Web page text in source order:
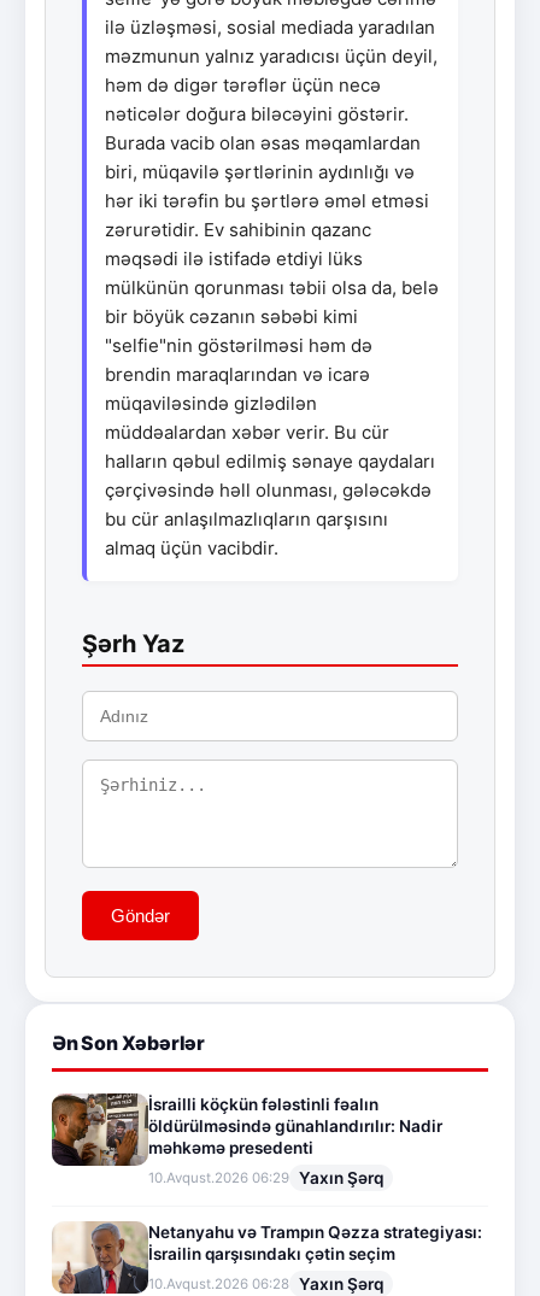
ilə üzləşməsi, sosial mediada yaradılan
məzmunun yalnız yaradıcısı üçün deyil,
həm də digər tərəflər üçün necə
nəticələr doğura biləcəyini göstərir.
Burada vacib olan əsas məqamlardan
biri, müqavilə şərtlərinin aydınlığı və
hər iki tərəfin bu şərtlərə əməl etməsi
zərurətidir. Ev sahibinin qazanc
məqsədi ilə istifadə etdiyi lüks
mülkünün qorunması təbii olsa da, belə
bir böyük cəzanın səbəbi kimi
"selfie"nin göstərilməsi həm də
brendin maraqlarından və icarə
müqaviləsində gizlədilən
müddəalardan xəbər verir. Bu cür
halların qəbul edilmiş sənaye qaydaları
çərçivəsində həll olunması, gələcəkdə
bu cür anlaşılmazlıqların qarşısını
almaq üçün vacibdir.
Şərh Yaz
Göndər
Ən Son Xəbərlər
İsrailli köçkün fələstinli fəalın
öldürülməsində günahlandırılır: Nadir
məhkəmə presedenti
10.Avqust.2026 06:29 Yaxın Şərq
Netanyahu və Trampın Qəzza strategiyası:
İsrailin qarşısındakı çətin seçim
10.Avqust.2026 06:28 Yaxın Şərq